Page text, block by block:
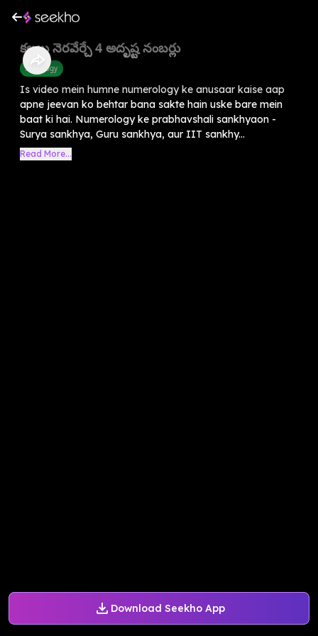
Download Seekho App
కలలు నెరవేర్చే 4 అదృష్ట నంబర్లు
Astrology
Is video mein humne numerology ke anusaar kaise aap
apne jeevan ko behtar bana sakte hain uske bare mein
baat ki hai. Numerology ke prabhavshali sankhyaon -
Surya sankhya, Guru sankhya, aur IIT sankhy...
Read More...